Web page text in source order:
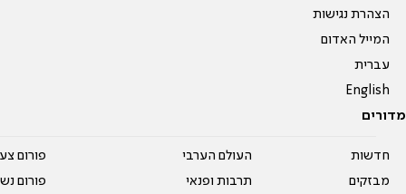
הצהרת נגישות
המייל האדום
עברית
English
מדורים
חדשות
מבזקים
העולם הערבי
תרבות ופנאי
פורום
פורום